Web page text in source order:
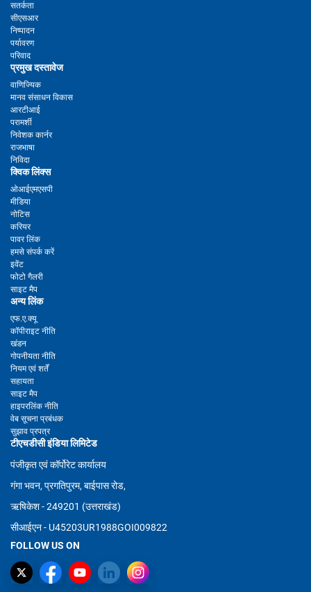
सतर्कता
सीएसआर
निष्पादन
पर्यावरण
परिवाद
प्रमुख दस्तावेज
वाणिज्यिक
मानव संसाधन विकास
आरटीआई
परामर्शी
निवेशक कार्नर
राजभाषा
निविदा
क्विक लिंक्स
ओआईएमएसपी
मीडिया
नोटिस
करियर
पावर लिंक
हमसे संपर्क करें
इवेंट
फोटो गैलरी
साइट मैप
अन्य लिंक
एफ.ए.क्यू
कॉपीराइट नीति
खंडन
गोपनीयता नीति
नियम एवं शर्तें
सहायता
साइट मैप
हाइपरलिंक नीति
वेब सूचना प्रबंधक
सुझाव प्रपत्र
टीएचडीसी इंडिया लिमिटेड
पंजीकृत एवं कॉर्पोरेट कार्यालय
गंगा भवन, प्रगतिपुरम, बाईपास रोड,
ऋषिकेश - 249201 (उत्तराखंड)
सीआईएन - U45203UR1988GOI009822
FOLLOW US ON